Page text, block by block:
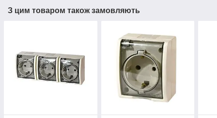
З цим товаром також замовляють